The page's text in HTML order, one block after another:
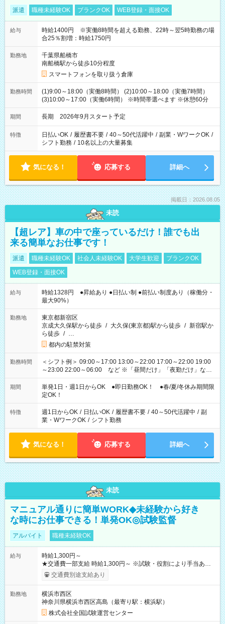
派遣 職種未経験OK ブランクOK WEB登録・面接OK
給与
時給1400円 ※実働8時間を超える勤務、22時～翌5時勤務の場
合25％割増：時給1750円
勤務地
千葉県船橋市
南船橋駅から徒歩10分程度
スマートフォンを取り扱う倉庫
勤務時間
(1)9:00～18:00（実働8時間） (2)10:00～18:00（実働7時間）
(3)10:00～17:00（実働6時間） ※時間帯選べます ※休憩60分
期間 長期 2026年9月スタート予定
特徴 日払いOK / 履歴書不要 / 40～50代活躍中 / 副業・WワークOK /
シフト勤務 / 10名以上の大量募集
気になる！ 応募する 詳細へ
掲載日：2026.08.05
未読
【超レア】車の中で座っているだけ！誰でも出
来る簡単なお仕事です！
派遣 職種未経験OK 社会人未経験OK 大学生歓迎
ブランクOK
WEB登録・面接OK
給与
時給1328円 ●昇給あり ●日払い制 ●前払い制度あり（稼働分・
最大90%）
勤務地
東京都新宿区
京成大久保駅から徒歩 / 大久保(東京都)駅から徒歩 / 新宿駅か
ら徒歩 / …
都内の駐禁対策
勤務時間
＜シフト例＞ 09:00～17:00 13:00～22:00 17:00～22:00 19:00
～23:00 22:00～06:00 など ※「昼間だけ」「夜勤だけ」など
の希望OK
期間
単発1日・週1日からOK ●即日勤務OK！ ●春/夏/冬休み期間限
定OK！
特徴 週1日からOK / 日払いOK / 履歴書不要 / 40～50代活躍中 / 副
業・WワークOK / シフト勤務
気になる！ 応募する 詳細へ
未読
マニュアル通りに簡単WORK◆未経験から好き
な時にお仕事できる！単発OK◎試験監督
アルバイト 職種未経験OK
給与
時給1,300円～
★交通費一部支給 時給1,300円～ ※試験・役割により手当あり
※勤務回数により昇給あり 【即給（前払い）オプションあ
り！】 希望される場合、勤務から1週間ほどで給与の一部を受け
例】 ・河合塾模擬試験 8:30～17:30（休憩1時間） 時給1,300円
×8時間＝日収10,400円＋交通費 ※当日の役割により時給＋100
円の場合あり ・国家試験 7:00～13:30（休憩なし） 時給1,300
円（役割手当＋100円）×6時間＝日収8,400円＋交通費 【試用期
交通費別途支給あり
勤務地
横浜市西区
神奈川県横浜市西区高島（最寄り駅：横浜駅）
株式会社全国試験運営センター